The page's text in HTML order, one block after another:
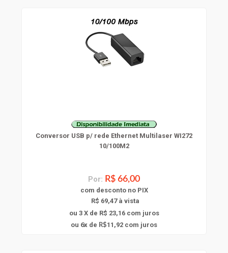
Conversor USB p/ rede Ethernet Multilaser WI272
10/100M2
Por: R$ 66,00
com desconto no PIX
R$ 69,47 à vista
ou 3 X de R$ 23,16com juros
ou 6x de R$11,92 com juros